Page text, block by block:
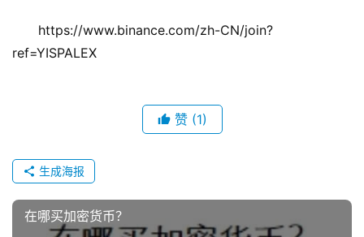
https://www.binance.com/zh-CN/join?
ref=YISPALEX
赞 (1)
生成海报
在哪买加密货币？